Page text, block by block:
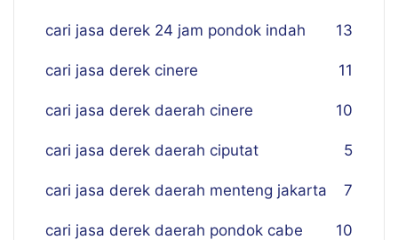
cari jasa derek 24 jam pondok indah 13
cari jasa derek cinere 11
cari jasa derek daerah cinere 10
cari jasa derek daerah ciputat 5
cari jasa derek daerah menteng jakarta 7
cari jasa derek daerah pondok cabe 10